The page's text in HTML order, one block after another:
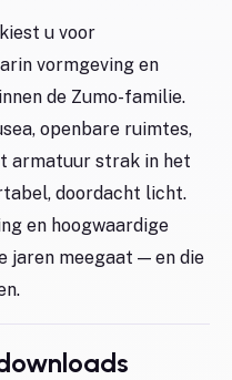
u voor
vormgeving en
de Zumo-familie.
openbare ruimtes,
armatuur strak in het
doordacht licht.
en hoogwaardige
jaren meegaat — en die